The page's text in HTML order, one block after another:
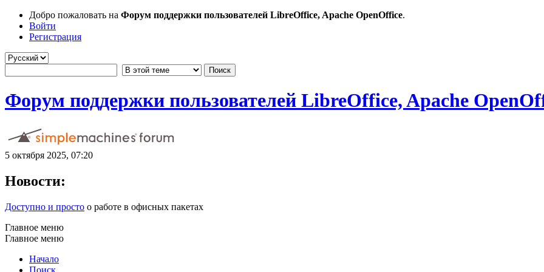
Добро пожаловать на Форум поддержки пользователей LibreOffice, Apache OpenOffice.
Войти
Регистрация
Форум поддержки пользователей LibreOffice, Apache
5 октября 2025, 07:20
Новости:
Доступно и просто о работе в офисных пакетах
Главное меню
Главное меню
Начало
Поиск